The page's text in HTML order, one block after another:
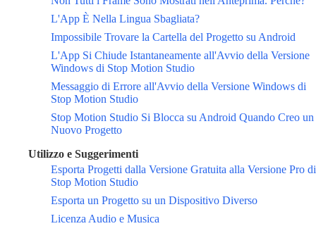
L'App È Nella Lingua Sbagliata?
Impossibile Trovare la Cartella del Progetto su Android
L'App Si Chiude Istantaneamente all'Avvio della Versione
Windows di Stop Motion Studio
Messaggio di Errore all'Avvio della Versione Windows di
Stop Motion Studio
Stop Motion Studio Si Blocca su Android Quando Creo un
Nuovo Progetto
Utilizzo e Suggerimenti
Esporta Progetti dalla Versione Gratuita alla Versione Pro di
Stop Motion Studio
Esporta un Progetto su un Dispositivo Diverso
Licenza Audio e Musica